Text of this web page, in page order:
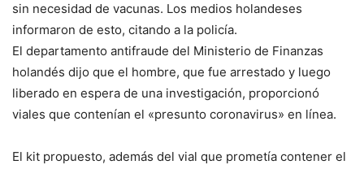
sin necesidad de vacunas. Los medios holandeses
informaron de esto, citando a la policía.
El departamento antifraude del Ministerio de Finanzas
holandés dijo que el hombre, que fue arrestado y luego
liberado en espera de una investigación, proporcionó
viales que contenían el «presunto coronavirus» en línea.
El kit propuesto, además del vial que prometía contener el